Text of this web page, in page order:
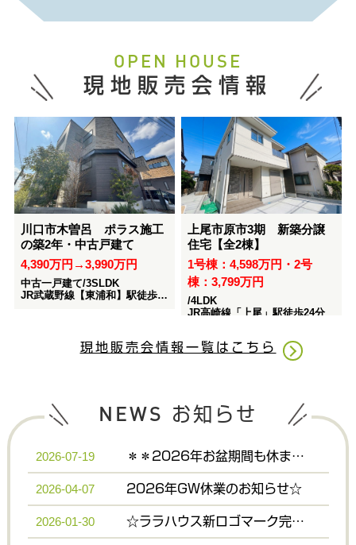
OPEN HOUSE
現地販売会情報
現地販売会情報一覧はこちら
NEWS お知らせ